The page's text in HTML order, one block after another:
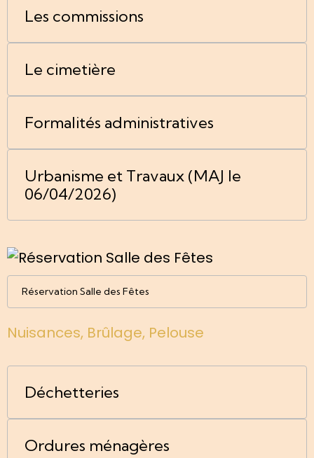
Les commissions
Le cimetière
Formalités administratives
Urbanisme et Travaux (MAJ le
06/04/2026)
Réservation Salle des Fêtes
Nuisances, Brûlage, Pelouse
Déchetteries
Ordures ménagères